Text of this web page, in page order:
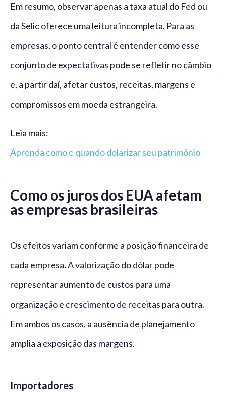
Em resumo, observar apenas a taxa atual do Fed ou
da Selic oferece uma leitura incompleta. Para as
empresas, o ponto central é entender como esse
conjunto de expectativas pode se refletir no câmbio
e, a partir daí, afetar custos, receitas, margens e
compromissos em moeda estrangeira.
Leia mais:
Aprenda como e quando dolarizar seu patrimônio
Como os juros dos EUA afetam
as empresas brasileiras
Os efeitos variam conforme a posição financeira de
cada empresa. A valorização do dólar pode
representar aumento de custos para uma
organização e crescimento de receitas para outra.
Em ambos os casos, a ausência de planejamento
amplia a exposição das margens.
Importadores